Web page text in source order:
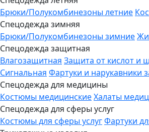
Брюки/Полукомбинезоны летние
Спецодежда зимняя
Брюки/Полукомбинезоны зимние
Спецодежда защитная
Влагозащитная Защита от кислот и
Сигнальная Фартуки и нарукавники
Спецодежда для медицины
Костюмы медицинскиеХалаты
Спецодежда для сферы услуг
Костюмы для сферы услугФартуки